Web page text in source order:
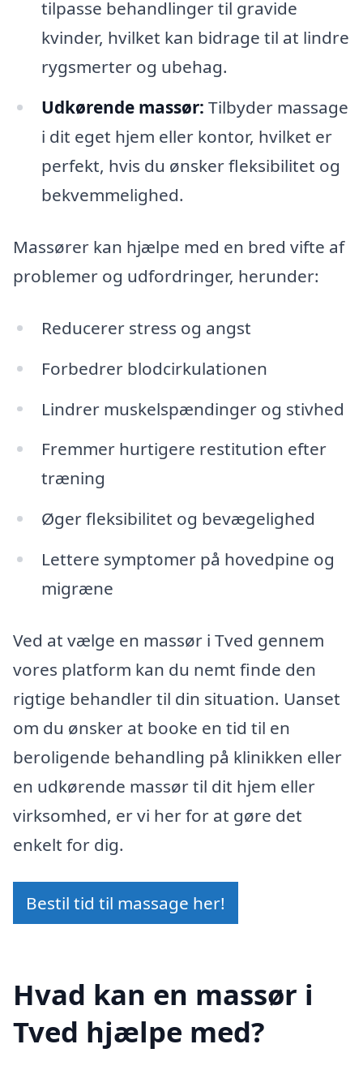
tilpasse behandlinger til gravide
kvinder, hvilket kan bidrage til at lindre
rygsmerter og ubehag.
Udkørende massør: Tilbyder massage
i dit eget hjem eller kontor, hvilket er
perfekt, hvis du ønsker fleksibilitet og
bekvemmelighed.
Massører kan hjælpe med en bred vifte af
problemer og udfordringer, herunder:
Reducerer stress og angst
Forbedrer blodcirkulationen
Lindrer muskelspændinger og stivhed
Fremmer hurtigere restitution efter
træning
Øger fleksibilitet og bevægelighed
Lettere symptomer på hovedpine og
migræne
Ved at vælge en massør i Tved gennem
vores platform kan du nemt finde den
rigtige behandler til din situation. Uanset
om du ønsker at booke en tid til en
beroligende behandling på klinikken eller
en udkørende massør til dit hjem eller
virksomhed, er vi her for at gøre det
enkelt for dig.
Bestil tid til massage her!
Hvad kan en massør i
Tved hjælpe med?